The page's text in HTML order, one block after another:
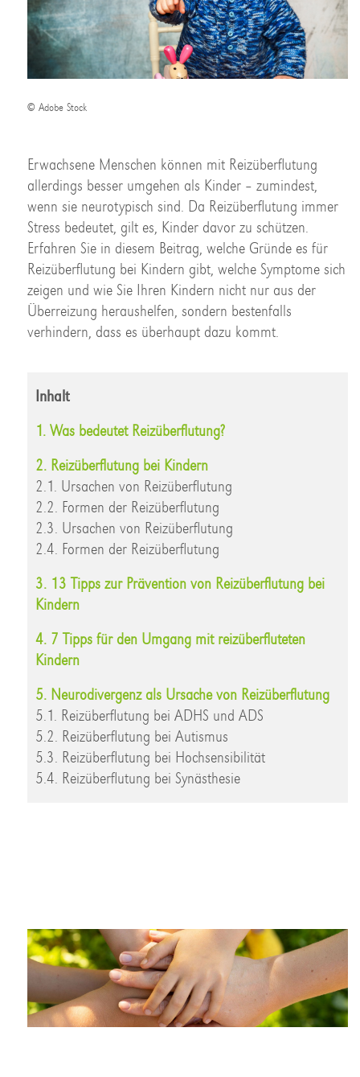
© Adobe Stock
Erwachsene Menschen können mit Reizüberflutung
allerdings besser umgehen als Kinder – zumindest,
wenn sie neurotypisch sind. Da Reizüberflutung immer
Stress bedeutet, gilt es, Kinder davor zu schützen.
Erfahren Sie in diesem Beitrag, welche Gründe es für
Reizüberflutung bei Kindern gibt, welche Symptome sich
zeigen und wie Sie Ihren Kindern nicht nur aus der
Überreizung heraushelfen, sondern bestenfalls
verhindern, dass es überhaupt dazu kommt.
Inhalt
1. Was bedeutet Reizüberflutung?
2. Reizüberflutung bei Kindern
2.1. Ursachen von Reizüberflutung
2.2. Formen der Reizüberflutung
2.3. Ursachen von Reizüberflutung
2.4. Formen der Reizüberflutung
3. 13 Tipps zur Prävention von Reizüberflutung bei
Kindern
4. 7 Tipps für den Umgang mit reizüberfluteten
Kindern
5. Neurodivergenz als Ursache von Reizüberflutung
5.1. Reizüberflutung bei ADHS und ADS
5.2. Reizüberflutung bei Autismus
5.3. Reizüberflutung bei Hochsensibilität
5.4. Reizüberflutung bei Synästhesie